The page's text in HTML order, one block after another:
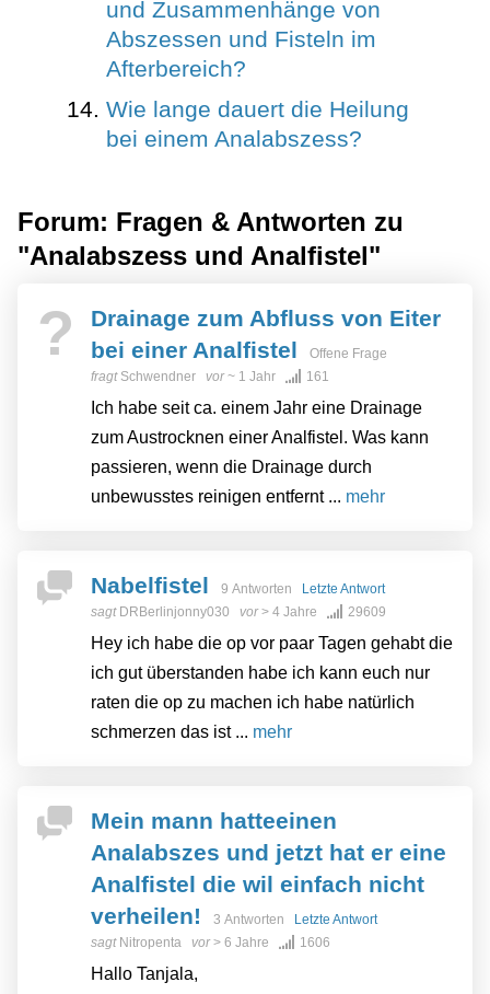
und Zusammenhänge von
Abszessen und Fisteln im
Afterbereich?
Wie lange dauert die Heilung
bei einem Analabszess?
Forum: Fragen & Antworten zu
"Analabszess und Analfistel"
?
Drainage zum Abfluss von Eiter
bei einer Analfistel
Offene Frage
fragt Schwendner vor~ 1 Jahr 161
Ich habe seit ca. einem Jahr eine Drainage
zum Austrocknen einer Analfistel. Was kann
passieren, wenn die Drainage durch
unbewusstes reinigen entfernt ... mehr
Nabelfistel 9 Antworten
Letzte Antwort
sagt DRBerlinjonny030 vor> 4 Jahre 29609
Hey ich habe die op vor paar Tagen gehabt die
ich gut überstanden habe ich kann euch nur
raten die op zu machen ich habe natürlich
schmerzen das ist ... mehr
Mein mann hatteeinen
Analabszes und jetzt hat er eine
Analfistel die wil einfach nicht
verheilen!
3 Antworten
Letzte Antwort
sagt Nitropenta vor> 6 Jahre 1606
Hallo Tanjala,